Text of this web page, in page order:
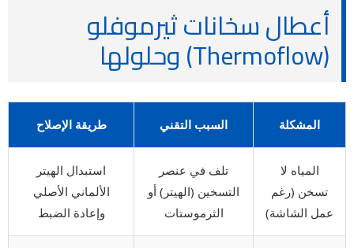
أعطال سخانات ثيرموفلو
(Thermoflow) وحلولها
المشكلة السبب التقني طريقة الإصلاح
المياه لا
تسخن (رغم
عمل الشاشة)
تلف في عنصر
التسخين (الهيتر) أو
الثرموستات
استبدال الهيتر
الألماني الأصلي
وإعادة الضبط